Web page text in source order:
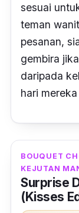
sesuai
teman
pesanan,
gembira
daripada
hari
BOUQUET
KEJUTAN
Surprise
(Kisses